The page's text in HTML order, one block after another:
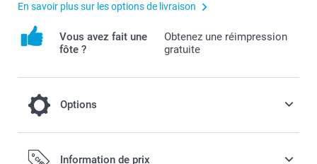
En savoir plus sur les options de livraison
Vous avez fait une
fôte ?
Obtenez une réimpression
gratuite
Options
Donnez à vos étiquettes cadeaux un côté
Information de prix